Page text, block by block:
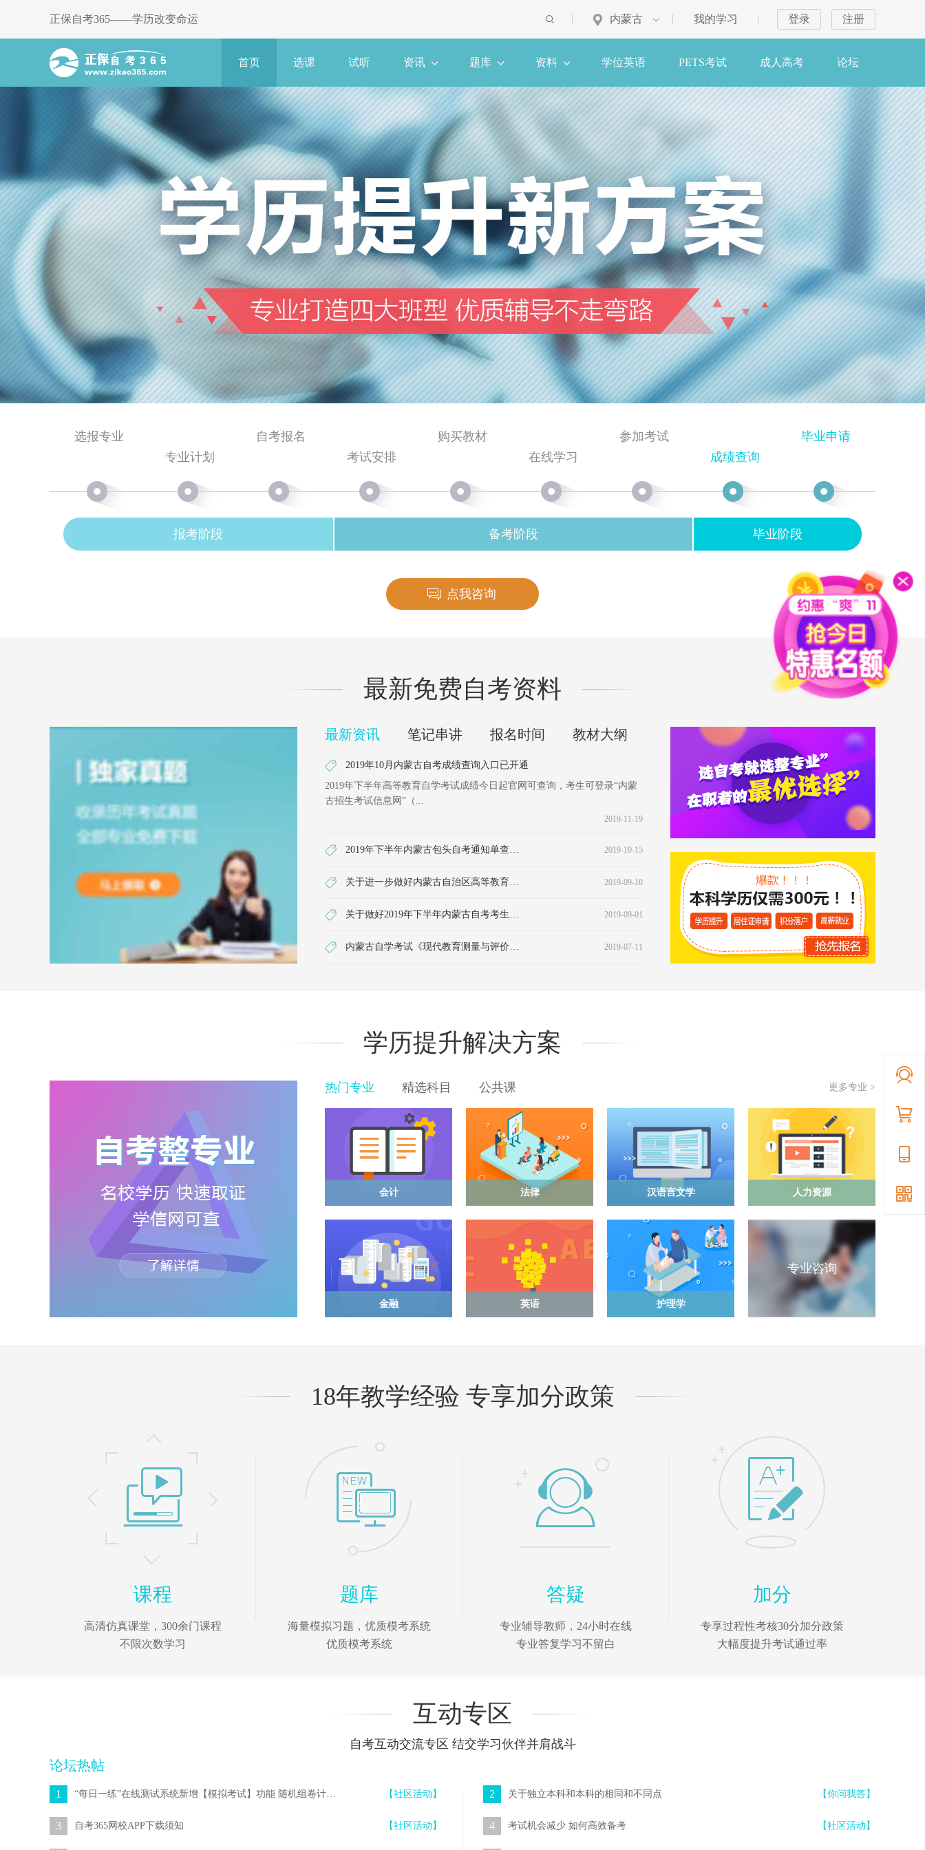
正保自考365——学历改变命运 注册
登录
我的学习
内蒙古
首页 选课 试听 资讯 题库 资料 学位英语 PETS考试 成人高考 论坛
选报专业
专业计划
自考报名
考试安排
购买教材
在线学习
参加考试
成绩查询
毕业申请
报考阶段 备考阶段 毕业阶段
点我咨询
最新免费自考资料
最新资讯 笔记串讲 报名时间 教材大纲
2019年10月内蒙古自考成绩查询入口已开通
2019年下半年高等教育自学考试成绩今日起官网可查询，考生可登录“内蒙
古招生考试信息网”（...
2019-11-19
2019年下半年内蒙古包头自考通知单查询地址 2019-10-15
关于进一步做好内蒙古自治区高等教育自学考试转考工作的通知 2019-09-10
关于做好2019年下半年内蒙古自考考生免考、转考及实践性环节 2019-09-01
内蒙古自学考试《现代教育测量与评价学》课程使用教材的说明 2019-07-11
学历提升解决方案
热门专业 精选科目 公共课 更多专业 >
会计 法律 汉语言文学 人力资源
金融 英语 护理学
专业咨询
18年教学经验 专享加分政策
课程
高清仿真课堂，300余门课程
不限次数学习
题库
海量模拟习题，优质模考系统
优质模考系统
答疑
专业辅导教师，24小时在线
专业答复学习不留白
加分
专享过程性考核30分加分政策
大幅度提升考试通过率
互动专区
自考互动交流专区 结交学习伙伴并肩战斗
论坛热帖
1 “每日一练”在线测试系统新增【模拟考试】功能 随机组卷计时答题 【社区活动】
3 自考365网校APP下载须知 【社区活动】
2 关于独立本科和本科的相同和不同点 【你问我答】
4 考试机会减少 如何高效备考 【社区活动】